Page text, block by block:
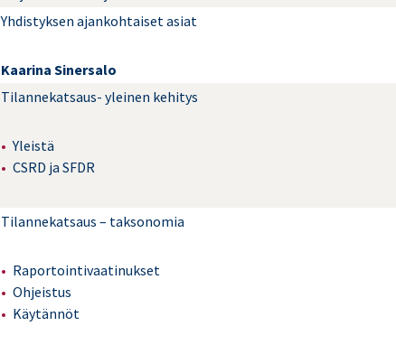
Yhdistyksen ajankohtaiset asiat
Kaarina Sinersalo
Tilannekatsaus- yleinen kehitys
Yleistä
CSRD ja SFDR
Tilannekatsaus – taksonomia
Raportointivaatinukset
Ohjeistus
Käytännöt